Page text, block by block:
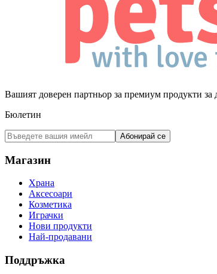
Вашият доверен партньор за премиум продукти
Бюлетин
Абонирай се
Магазин
Храна
Аксесоари
Козметика
Играчки
Нови продукти
Най-продавани
Поддръжка